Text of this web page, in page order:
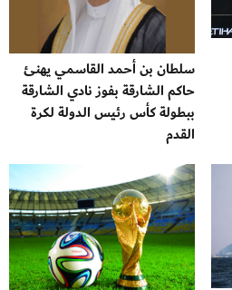
سلطان بن أحمد القاسمي يهنئ
حاكم الشارقة بفوز نادي الشارقة
ببطولة كأس رئيس الدولة لكرة
القدم